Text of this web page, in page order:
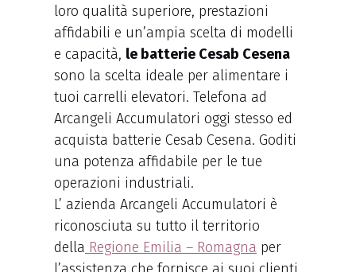
loro qualità superiore, prestazioni
affidabili e un’ampia scelta di modelli
e capacità, le batterie Cesab Cesena
sono la scelta ideale per alimentare i
tuoi carrelli elevatori. Telefona ad
Arcangeli Accumulatori oggi stesso ed
acquista batterie Cesab Cesena. Goditi
una potenza affidabile per le tue
operazioni industriali.
L’ azienda Arcangeli Accumulatori è
riconosciuta su tutto il territorio
della Regione Emilia – Romagna per